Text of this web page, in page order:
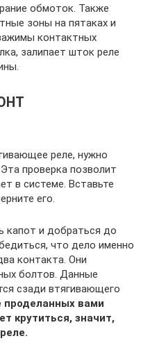
обмоток. Также
зоны на пятаках и
контактных
залипает шток реле
реле, нужно
проверка позволит
в системе. Вставьте
его.
капот и добраться до
что дело именно
контакта. Они
болтов. Данные
сзади втягивающего
проделанных вами
крутиться, значит,